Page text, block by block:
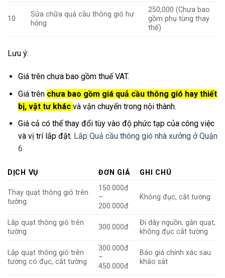
10
Sửa chữa quả cầu thông gió hư
hỏng
250,000 (Chưa bao
gồm phụ tùng thay
thế)
Lưu ý:
Giá trên chưa bao gồm thuế VAT.
Giá trên chưa bao gồm giá quả cầu thông gió hay thiết
bị, vật tư khác và vận chuyển trong nội thành.
Giá cả có thể thay đổi tùy vào độ phức tạp của công việc
và vị trí lắp đặt. Lắp Quả cầu thông gió nhà xưởng ở Quận
6
DỊCH VỤ ĐƠN GIÁ GHI CHÚ
Thay quạt thông gió trên
tường
150.000đ
–
200.000đ
Không đục, cắt tường
Lắp quạt thông gió trên
tường
300.000đ
Đi dây nguồn, gắn quạt,
không đục cắt tường
Lắp quạt thông gió trên
tường có đục, cắt tường
300.000đ
–
450.000đ
Báo giá chính xác sau
khảo sát